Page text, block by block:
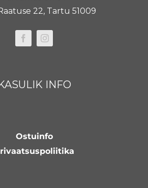
22, Tartu 51009
INFO
Ostuinfo